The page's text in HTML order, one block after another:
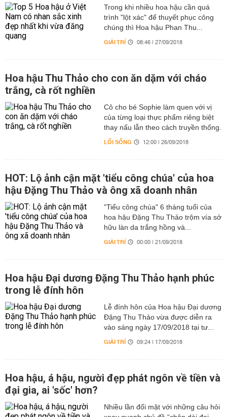
Trong khi nhiều hoa hậu cần quá
trình "lột xác" để thuyết phục công
chúng thì Hoa hậu Phan Thu...
GIẢI TRÍ 08:46 | 27/09/2018
Hoa hậu Thu Thảo cho con ăn dặm với cháo
trắng, cà rốt nghiền
Cô cho bé Sophie làm quen với vị
của từng loại thực phẩm riêng biệt
thay nấu lẫn theo cách truyền thống.
LỐI SỐNG 12:00 | 26/09/2018
HOT: Lộ ảnh cận mặt 'tiểu công chúa' của hoa
hậu Đặng Thu Thảo và ông xã doanh nhân
"Tiểu công chúa" 6 tháng tuổi của
hoa hậu Đặng Thu Thảo trộm vía sở
hữu làn da trắng hồng và...
GIẢI TRÍ 00:00 | 21/09/2018
Hoa hậu Đại dương Đặng Thu Thảo hạnh phúc
trong lễ đính hôn
Lễ đính hôn của Hoa hậu Đại dương
Đặng Thu Thảo vừa được diễn ra
vào sáng ngày 17/09/2018 tại tư...
GIẢI TRÍ 09:24 | 17/09/2018
Hoa hậu, á hậu, người đẹp phát ngôn về tiền và
đại gia, ai 'sốc' hơn?
Nhiều lần đối mặt với những câu hỏi